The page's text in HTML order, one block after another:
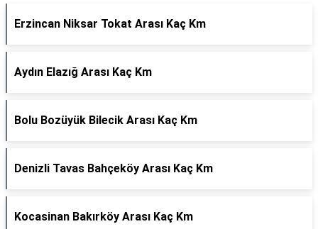
Erzincan Niksar Tokat Arası Kaç Km
Aydın Elazığ Arası Kaç Km
Bolu Bozüyük Bilecik Arası Kaç Km
Denizli Tavas Bahçeköy Arası Kaç Km
Kocasinan Bakırköy Arası Kaç Km